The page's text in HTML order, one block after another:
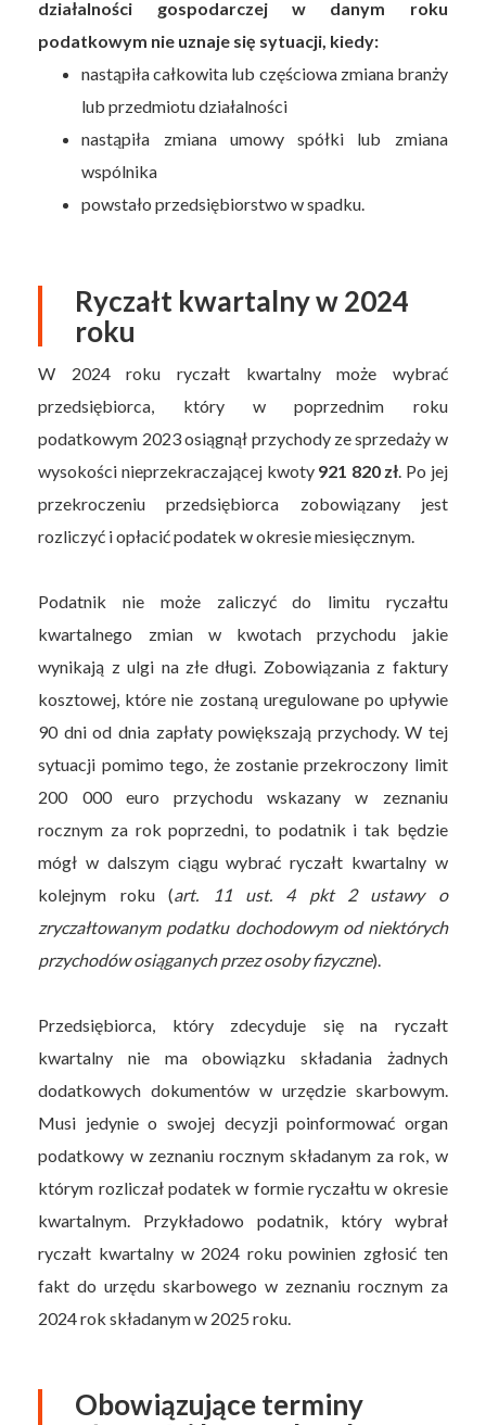
działalności gospodarczej w danym roku
podatkowym nie uznaje się sytuacji, kiedy:
nastąpiła całkowita lub częściowa zmiana branży
lub przedmiotu działalności
nastąpiła zmiana umowy spółki lub zmiana
wspólnika
powstało przedsiębiorstwo w spadku.
Ryczałt kwartalny w 2024
roku
W 2024 roku ryczałt kwartalny może wybrać
przedsiębiorca, który w poprzednim roku
podatkowym 2023 osiągnął przychody ze sprzedaży w
wysokości nieprzekraczającej kwoty 921 820 zł . Po jej
przekroczeniu przedsiębiorca zobowiązany jest
rozliczyć i opłacić podatek w okresie miesięcznym.
Podatnik nie może zaliczyć do limitu ryczałtu
kwartalnego zmian w kwotach przychodu jakie
wynikają z ulgi na złe długi. Zobowiązania z faktury
kosztowej, które nie zostaną uregulowane po upływie
90 dni od dnia zapłaty powiększają przychody. W tej
sytuacji pomimo tego, że zostanie przekroczony limit
200 000 euro przychodu wskazany w zeznaniu
rocznym za rok poprzedni, to podatnik i tak będzie
mógł w dalszym ciągu wybrać ryczałt kwartalny w
kolejnym roku (art. 11 ust. 4 pkt 2 ustawy o
zryczałtowanym podatku dochodowym od niektórych
przychodów osiąganych przez osoby fizyczne).
Przedsiębiorca, który zdecyduje się na ryczałt
kwartalny nie ma obowiązku składania żadnych
dodatkowych dokumentów w urzędzie skarbowym.
Musi jedynie o swojej decyzji poinformować organ
podatkowy w zeznaniu rocznym składanym za rok, w
którym rozliczał podatek w formie ryczałtu w okresie
kwartalnym. Przykładowo podatnik, który wybrał
ryczałt kwartalny w 2024 roku powinien zgłosić ten
fakt do urzędu skarbowego w zeznaniu rocznym za
2024 rok składanym w 2025 roku.
Obowiązujące terminy